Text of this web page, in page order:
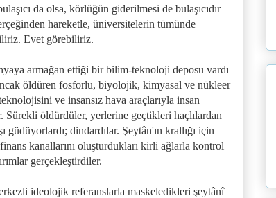
da olsa, körlüğün giderilmesi de bulaşıcıdır
hareketle, üniversitelerin tümünde
Evet görebiliriz.
armağan ettiği bir bilim-teknoloji deposu vardı
öldüren fosforlu, biyolojik, kimyasal ve nükleer
ve insansız hava araçlarıyla insan
Sürekli öldürdüler, yerlerine geçtikleri haçlılardan
güdüyorlardı; dindardılar. Şeytân'ın krallığı için
kanallarını oluşturdukları kirli ağlarla kontrol
gerçekleştirdiler.
ideolojik referanslarla maskeledikleri şeytânî